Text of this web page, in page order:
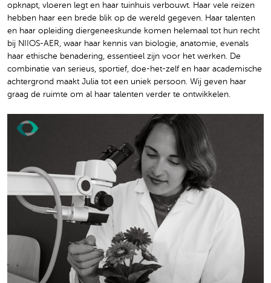
opknapt, vloeren legt en haar tuinhuis verbouwt. Haar vele reizen
hebben haar een brede blik op de wereld gegeven. Haar talenten
en haar opleiding diergeneeskunde komen helemaal tot hun recht
bij NIIOS-AER, waar haar kennis van biologie, anatomie, evenals
haar ethische benadering, essentieel zijn voor het werken. De
combinatie van serieus, sportief, doe-het-zelf en haar academische
achtergrond maakt Julia tot een uniek persoon. Wij geven haar
graag de ruimte om al haar talenten verder te ontwikkelen.